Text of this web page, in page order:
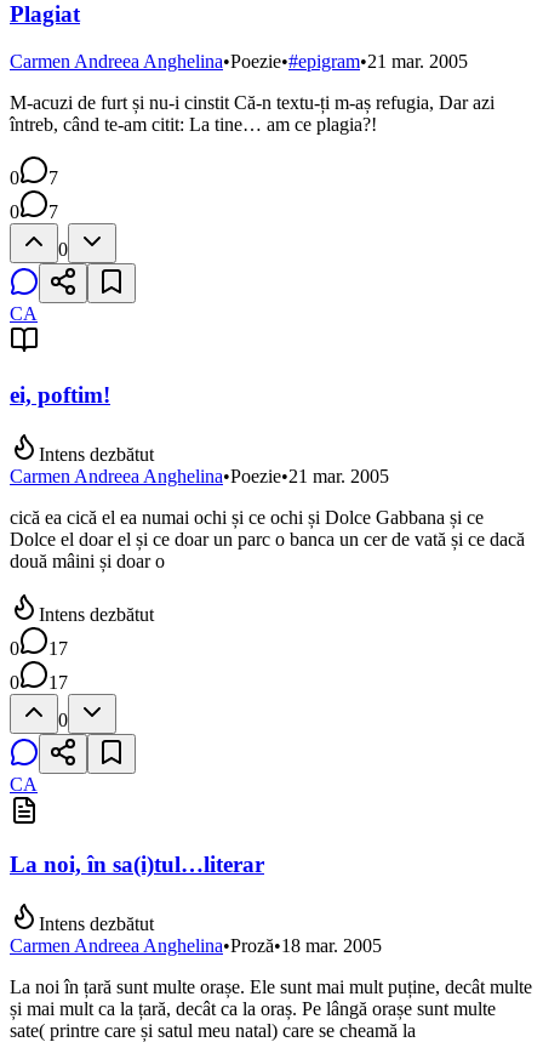
Plagiat
Carmen Andreea Anghelina•Poezie•#epigram•21 mar. 2005
M-acuzi de furt și nu-i cinstit Că-n textu-ți m-aș refugia, Dar azi
întreb, când te-am citit: La tine… am ce plagia?!
0
7
0
7
0
CA
ei, poftim!
Intens dezbătut
Carmen Andreea Anghelina•Poezie•21 mar. 2005
cică ea cică el ea numai ochi și ce ochi și Dolce Gabbana și ce
Dolce el doar el și ce doar un parc o banca un cer de vată și ce dacă
două mâini și doar o
Intens dezbătut
0
17
0
17
0
CA
La noi, în sa(i)tul…literar
Intens dezbătut
Carmen Andreea Anghelina•Proză•18 mar. 2005
La noi în țară sunt multe orașe. Ele sunt mai mult puține, decât multe
și mai mult ca la țară, decât ca la oraș. Pe lângă orașe sunt multe
sate( printre care și satul meu natal) care se cheamă la